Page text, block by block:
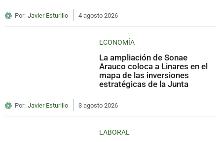
Por: Javier Esturillo 4 agosto 2026
ECONOMÍA
La ampliación de Sonae
Arauco coloca a Linares en el
mapa de las inversiones
estratégicas de la Junta
Por: Javier Esturillo 3 agosto 2026
LABORAL